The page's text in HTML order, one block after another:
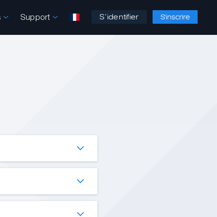
Support S’identifier S'inscrire
place dans les
de montants reçus,